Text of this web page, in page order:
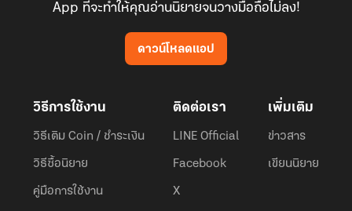
App ที่จะทำให้คุณอ่านนิยายจนวางมือถือไม่ลง!
ดาวน์โหลดแอป
วิธีการใช้งาน
วิธีเติม Coin / ชำระเงิน
วิธีซื้อนิยาย
คู่มือการใช้งาน
ติดต่อเรา
LINE Official
Facebook
X
เพิ่มเติม
ข่าวสาร
เขียนนิยาย